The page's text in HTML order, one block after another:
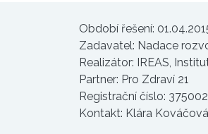
Období řešení:
Zadavatel: Nadace
Realizátor: IREAS,
Partner: Pro Zdraví 21
Registrační číslo:
Kontakt: Klára